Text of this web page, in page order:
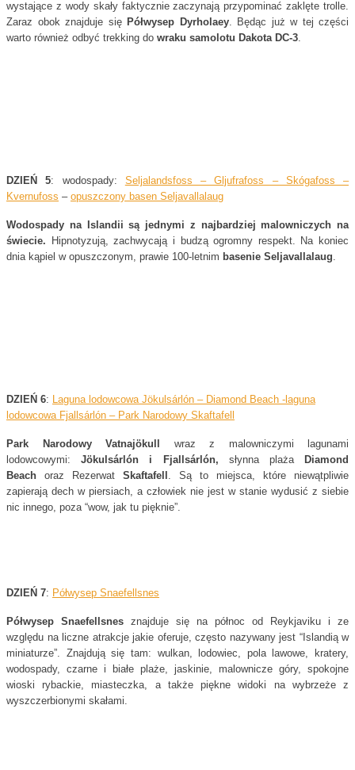
wystające z wody skały faktycznie zaczynają przypominać zaklęte trolle.
Zaraz obok znajduje sięPółwysep Dyrholaey. Będąc już w tej części
warto również odbyć trekking do wraku samolotu Dakota DC-3
DZIEŃ 5: wodospady: Seljalandsfoss – Gljufrafoss – Skógafoss –
Kvernufoss – opuszczony basen Seljavallalaug
Wodospady na Islandii są jednymi z najbardziej malowniczych na
świecie. Hipnotyzują, zachwycają i budzą ogromny respekt. Na koniec
dnia kąpiel w opuszczonym, prawie 100-letnim basenie Seljavallalaug
DZIEŃ 6: Laguna lodowcowa Jökulsárlón – Diamond Beach -laguna
lodowcowa Fjallsárlón – Park Narodowy Skaftafell
Park Narodowy Vatnajökull wraz z malowniczymi lagunami
lodowcowymi:Jökulsárlón i Fjallsárlón, słynna plażaDiamond
Beach oraz Rezerwat Skaftafell . Są to miejsca, które niewątpliwie
zapierają dech w piersiach, a człowiek nie jest w stanie wydusić z siebie
nic innego, poza “wow, jak tu pięknie”.
DZIEŃ 7: Półwysep Snaefellsnes
Półwysep Snaefellsnes znajduje się na północ od Reykjaviku i ze
względu na liczne atrakcje jakie oferuje, często nazywany jest “Islandią w
miniaturze”. Znajdują się tam: wulkan, lodowiec, pola lawowe, kratery,
wodospady, czarne i białe plaże, jaskinie, malownicze góry, spokojne
wioski rybackie, miasteczka, a także piękne widoki na wybrzeże z
wyszczerbionymi skałami.